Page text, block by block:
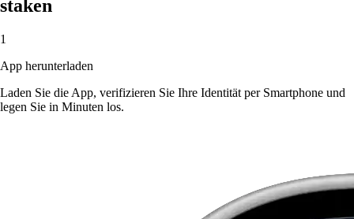
staken
1
App herunterladen
Laden Sie die App, verifizieren Sie Ihre Identität per Smartphone und
legen Sie in Minuten los.